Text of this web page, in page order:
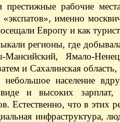
престижные рабочие
именно
Европу и как
регионы, где
Ямало-
и Сахалинская
население
и высоких зарплат,
Естественно, что в этих
инфраструктура,